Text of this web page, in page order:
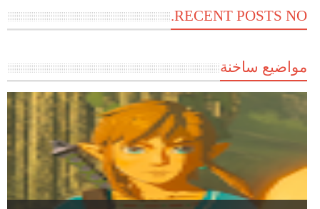
RECENT POSTS NO.
مواضيع ساخنة